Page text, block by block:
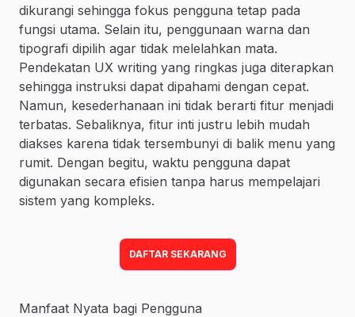
dikurangi sehingga fokus pengguna tetap pada
fungsi utama. Selain itu, penggunaan warna dan
tipografi dipilih agar tidak melelahkan mata.
Pendekatan UX writing yang ringkas juga diterapkan
sehingga instruksi dapat dipahami dengan cepat.
Namun, kesederhanaan ini tidak berarti fitur menjadi
terbatas. Sebaliknya, fitur inti justru lebih mudah
diakses karena tidak tersembunyi di balik menu yang
rumit. Dengan begitu, waktu pengguna dapat
digunakan secara efisien tanpa harus mempelajari
sistem yang kompleks.
DAFTAR SEKARANG
Manfaat Nyata bagi Pengguna